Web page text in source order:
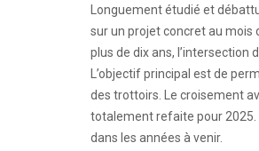
Longuement étudié et
sur un projet concret au mois
plus de dix ans, l’intersection
L’objectif principal est de
des trottoirs. Le croisement
totalement refaite pour 2025.
dans les années à venir.